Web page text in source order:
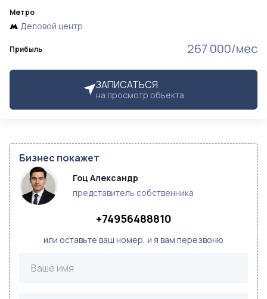
Прибыль 267 000/мес
ЗАПИСАТЬСЯ
на просмотр объекта
Метро
Деловой центр
Бизнес покажет
Гоц Александр
представитель собственника
+74956488810
или оставьте ваш номер, и я вам перезвоню